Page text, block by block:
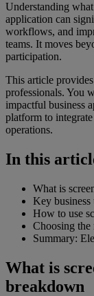
Understanding
application can
workflows, and
teams. It moves
participation.
This article
professionals. You
impactful business
platform to
operations.
In this
What is
Key business
How to use
Choosing the
Summary:
What is
breakdown